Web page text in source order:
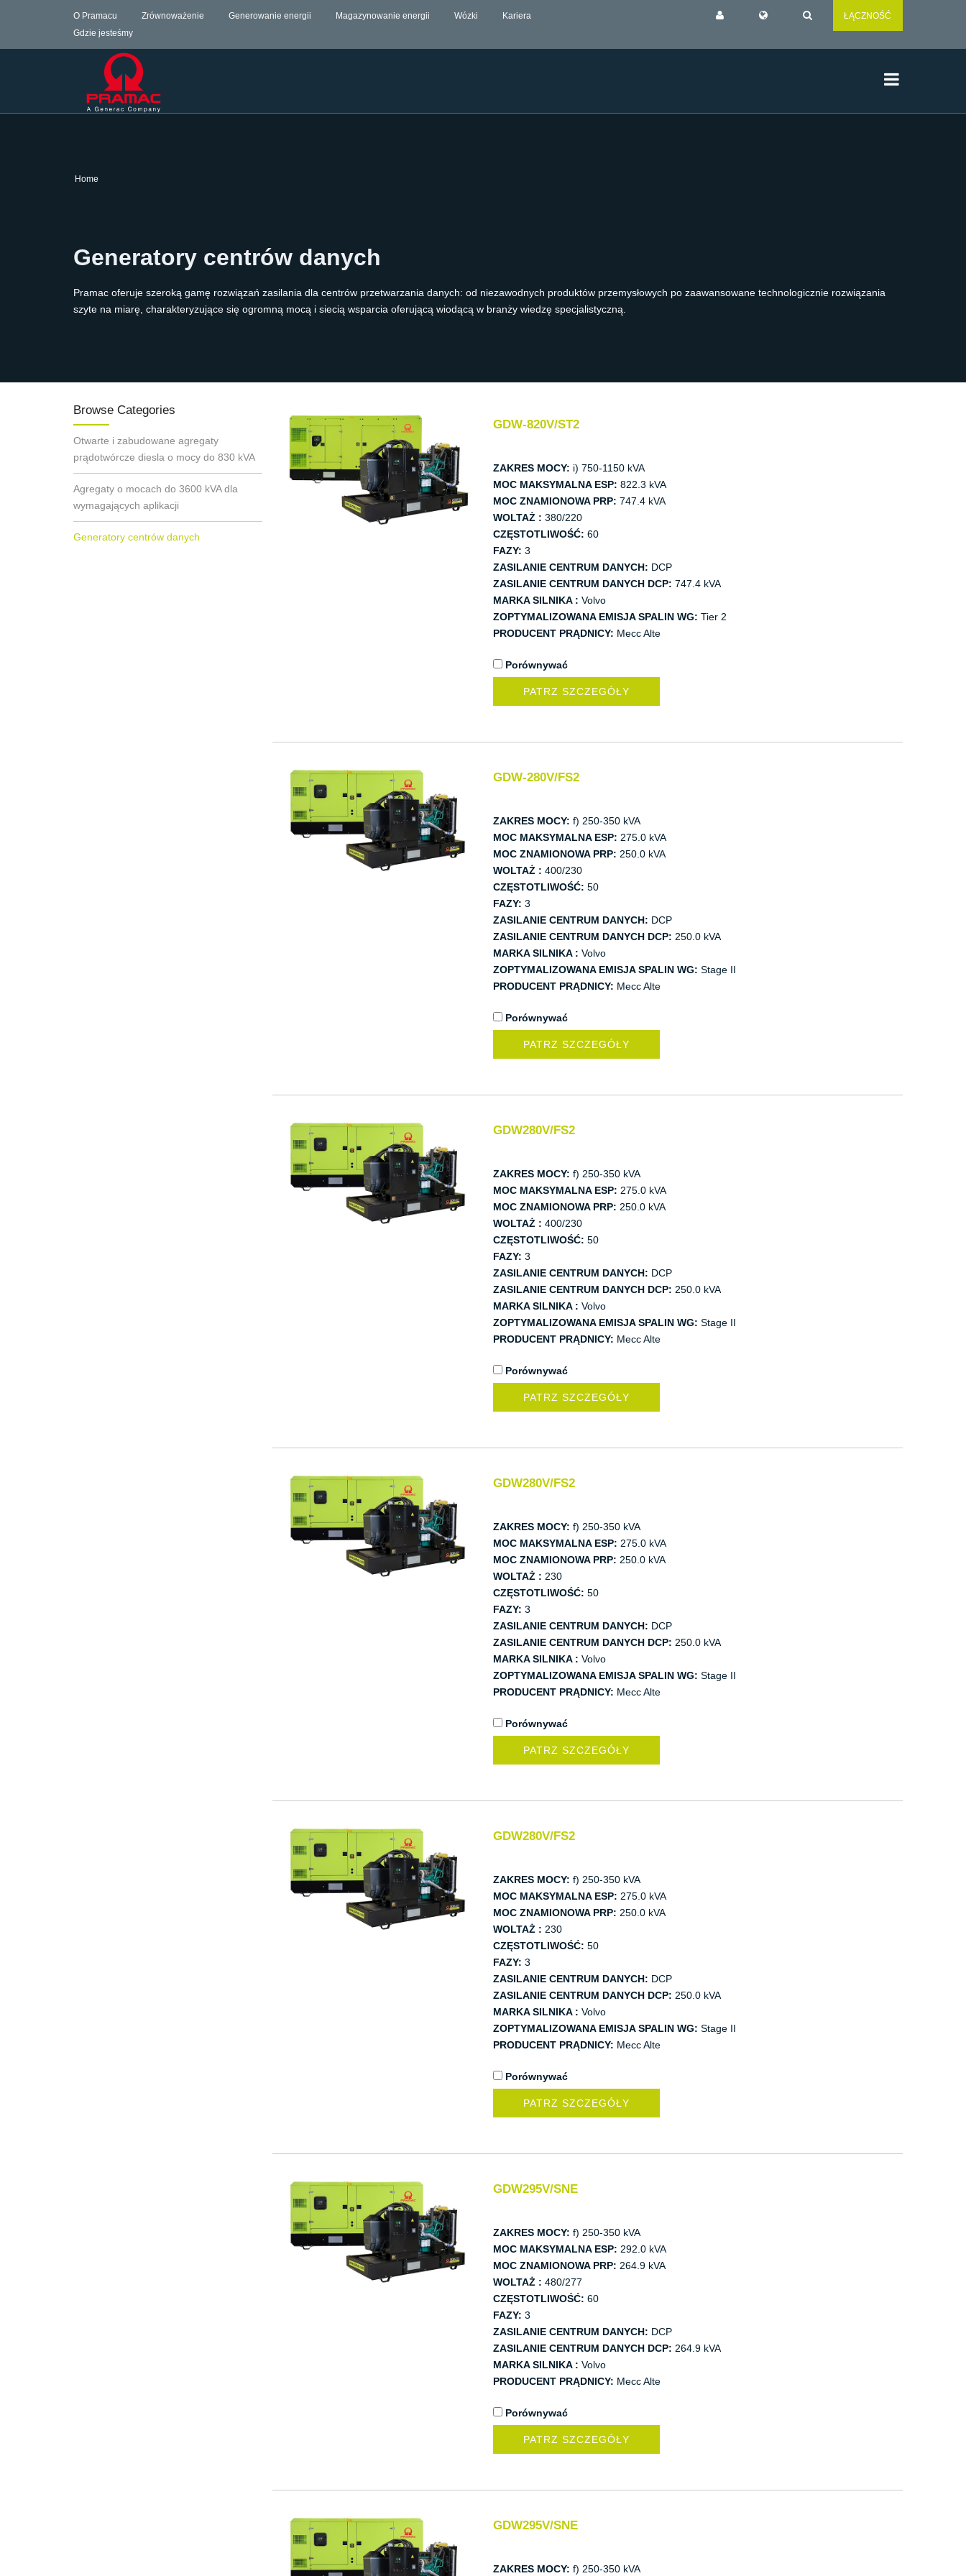
O Pramacu Zrównoważenie Generowanie energii Magazynowanie energii Wózki
Kariera
Gdzie jesteśmy
ŁĄCZNOŚĆ
Home
Generatory centrów danych
Pramac oferuje szeroką gamę rozwiązań zasilania dla centrów przetwarzania danych: od niezawodnych produktów przemysłowych po zaawansowane technologicznie rozwiązania
szyte na miarę, charakteryzujące się ogromną mocą i siecią wsparcia oferującą wiodącą w branży wiedzę specjalistyczną.
Browse Categories
Otwarte i zabudowane agregaty
prądotwórcze diesla o mocy do 830 kVA
Agregaty o mocach do 3600 kVA dla
wymagających aplikacji
Generatory centrów danych
GDW-820V/ST2
ZAKRES MOCY: i) 750-1150 kVA
MOC MAKSYMALNA ESP: 822.3 kVA
MOC ZNAMIONOWA PRP: 747.4 kVA
WOLTAŻ : 380/220
CZĘSTOTLIWOŚĆ: 60
FAZY: 3
ZASILANIE CENTRUM DANYCH: DCP
ZASILANIE CENTRUM DANYCH DCP: 747.4 kVA
MARKA SILNIKA : Volvo
ZOPTYMALIZOWANA EMISJA SPALIN WG: Tier 2
PRODUCENT PRĄDNICY: Mecc Alte
Porównywać
PATRZ SZCZEGÓŁY
GDW-280V/FS2
ZAKRES MOCY: f) 250-350 kVA
MOC MAKSYMALNA ESP: 275.0 kVA
MOC ZNAMIONOWA PRP: 250.0 kVA
WOLTAŻ : 400/230
CZĘSTOTLIWOŚĆ: 50
FAZY: 3
ZASILANIE CENTRUM DANYCH: DCP
ZASILANIE CENTRUM DANYCH DCP: 250.0 kVA
MARKA SILNIKA : Volvo
ZOPTYMALIZOWANA EMISJA SPALIN WG: Stage II
PRODUCENT PRĄDNICY: Mecc Alte
Porównywać
PATRZ SZCZEGÓŁY
GDW280V/FS2
ZAKRES MOCY: f) 250-350 kVA
MOC MAKSYMALNA ESP: 275.0 kVA
MOC ZNAMIONOWA PRP: 250.0 kVA
WOLTAŻ : 400/230
CZĘSTOTLIWOŚĆ: 50
FAZY: 3
ZASILANIE CENTRUM DANYCH: DCP
ZASILANIE CENTRUM DANYCH DCP: 250.0 kVA
MARKA SILNIKA : Volvo
ZOPTYMALIZOWANA EMISJA SPALIN WG: Stage II
PRODUCENT PRĄDNICY: Mecc Alte
Porównywać
PATRZ SZCZEGÓŁY
GDW280V/FS2
ZAKRES MOCY: f) 250-350 kVA
MOC MAKSYMALNA ESP: 275.0 kVA
MOC ZNAMIONOWA PRP: 250.0 kVA
WOLTAŻ : 230
CZĘSTOTLIWOŚĆ: 50
FAZY: 3
ZASILANIE CENTRUM DANYCH: DCP
ZASILANIE CENTRUM DANYCH DCP: 250.0 kVA
MARKA SILNIKA : Volvo
ZOPTYMALIZOWANA EMISJA SPALIN WG: Stage II
PRODUCENT PRĄDNICY: Mecc Alte
Porównywać
PATRZ SZCZEGÓŁY
GDW280V/FS2
ZAKRES MOCY: f) 250-350 kVA
MOC MAKSYMALNA ESP: 275.0 kVA
MOC ZNAMIONOWA PRP: 250.0 kVA
WOLTAŻ : 230
CZĘSTOTLIWOŚĆ: 50
FAZY: 3
ZASILANIE CENTRUM DANYCH: DCP
ZASILANIE CENTRUM DANYCH DCP: 250.0 kVA
MARKA SILNIKA : Volvo
ZOPTYMALIZOWANA EMISJA SPALIN WG: Stage II
PRODUCENT PRĄDNICY: Mecc Alte
Porównywać
PATRZ SZCZEGÓŁY
GDW295V/SNE
ZAKRES MOCY: f) 250-350 kVA
MOC MAKSYMALNA ESP: 292.0 kVA
MOC ZNAMIONOWA PRP: 264.9 kVA
WOLTAŻ : 480/277
CZĘSTOTLIWOŚĆ: 60
FAZY: 3
ZASILANIE CENTRUM DANYCH: DCP
ZASILANIE CENTRUM DANYCH DCP: 264.9 kVA
MARKA SILNIKA : Volvo
PRODUCENT PRĄDNICY: Mecc Alte
Porównywać
PATRZ SZCZEGÓŁY
GDW295V/SNE
ZAKRES MOCY: f) 250-350 kVA